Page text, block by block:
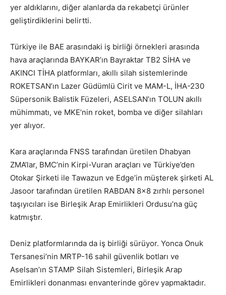
yer aldıklarını, diğer alanlarda da rekabetçi ürünler
geliştirdiklerini belirtti.
Türkiye ile BAE arasındaki iş birliği örnekleri arasında
hava araçlarında BAYKAR’ın Bayraktar TB2 SİHA ve
AKINCI TİHA platformları, akıllı silah sistemlerinde
ROKETSAN’ın Lazer Güdümlü Cirit ve MAM-L, İHA-230
Süpersonik Balistik Füzeleri, ASELSAN’ın TOLUN akıllı
mühimmatı, ve MKE’nin roket, bomba ve diğer silahları
yer alıyor.
Kara araçlarında FNSS tarafından üretilen Dhabyan
ZMA’lar, BMC’nin Kirpi-Vuran araçları ve Türkiye’den
Otokar Şirketi ile Tawazun ve Edge’in müşterek şirketi AL
Jasoor tarafından üretilen RABDAN 8×8 zırhlı personel
taşıyıcıları ise Birleşik Arap Emirlikleri Ordusu’na güç
katmıştır.
Deniz platformlarında da iş birliği sürüyor. Yonca Onuk
Tersanesi’nin MRTP-16 sahil güvenlik botları ve
Aselsan’ın STAMP Silah Sistemleri, Birleşik Arap
Emirlikleri donanması envanterinde görev yapmaktadır.